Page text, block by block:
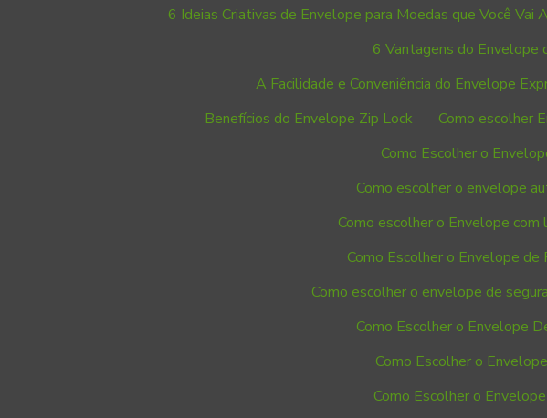
6 Ideias Criativas de Envelope para Moedas que Você Vai
6 Vantagens do Envelope
A Facilidade e Conveniência do Envelope
Benefícios do Envelope Zip Lock
Como escolher
Como Escolher o
Como escolher o envelope
Como escolher o Envelope com
Como Escolher o Envelope
Como escolher o envelope de
Como Escolher o Envelope
Como Escolher o
Como Escolher o